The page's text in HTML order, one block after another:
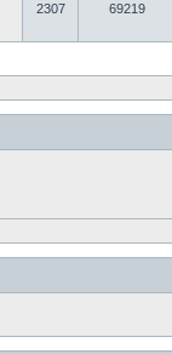
2307 69219